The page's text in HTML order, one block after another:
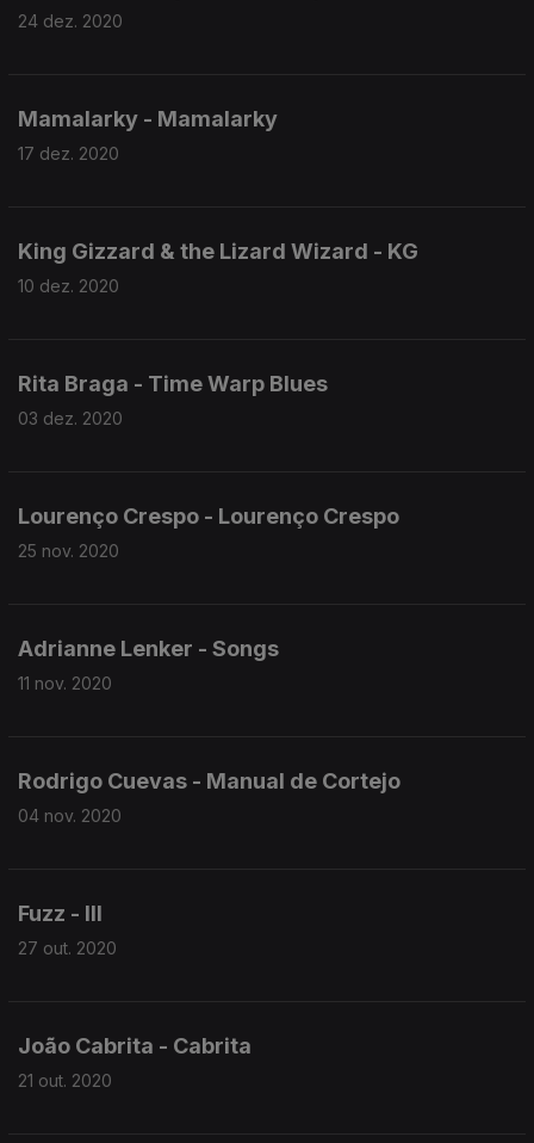
24 dez. 2020
Mamalarky - Mamalarky
17 dez. 2020
King Gizzard & the Lizard Wizard - KG
10 dez. 2020
Rita Braga - Time Warp Blues
03 dez. 2020
Lourenço Crespo - Lourenço Crespo
25 nov. 2020
Adrianne Lenker - Songs
11 nov. 2020
Rodrigo Cuevas - Manual de Cortejo
04 nov. 2020
Fuzz - III
27 out. 2020
João Cabrita - Cabrita
21 out. 2020